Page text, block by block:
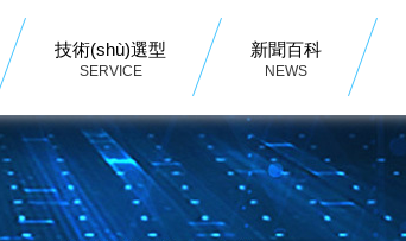
技術(shù)選型
SERVICE
新聞百科
NEWS